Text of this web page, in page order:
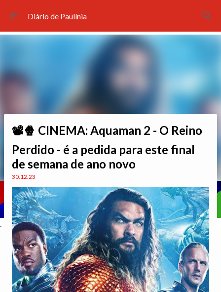
Pular para o conteúdo principal
Diário de Paulínia
.
📽🍿 CINEMA: Aquaman 2 - O Reino
Perdido - é a pedida para este final
de semana de ano novo
30.12.23